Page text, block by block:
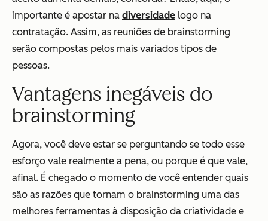
importante é apostar na diversidade logo na
contratação. Assim, as reuniões de brainstorming
serão compostas pelos mais variados tipos de
pessoas.
Vantagens inegáveis do
brainstorming
Agora, você deve estar se perguntando se todo esse
esforço vale realmente a pena, ou porque é que vale,
afinal. É chegado o momento de você entender quais
são as razões que tornam o brainstorming uma das
melhores ferramentas à disposição da criatividade e